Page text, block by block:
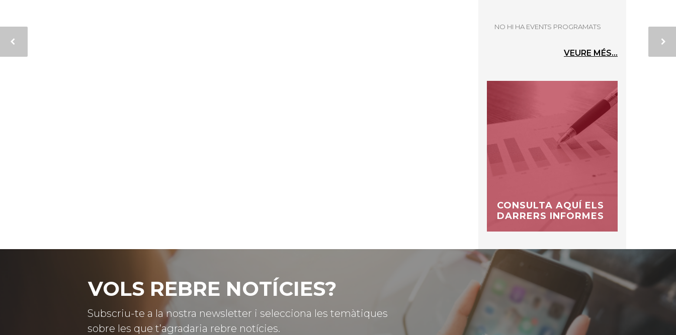
NO HI HA EVENTS PROGRAMATS
VEURE MÉS...
CONSULTA AQUÍ ELS
DARRERS INFORMES
VOLS REBRE NOTÍCIES?
Subscriu-te a la nostra newsletter i selecciona les temàtiques
sobre les que t’agradaria rebre notícies.